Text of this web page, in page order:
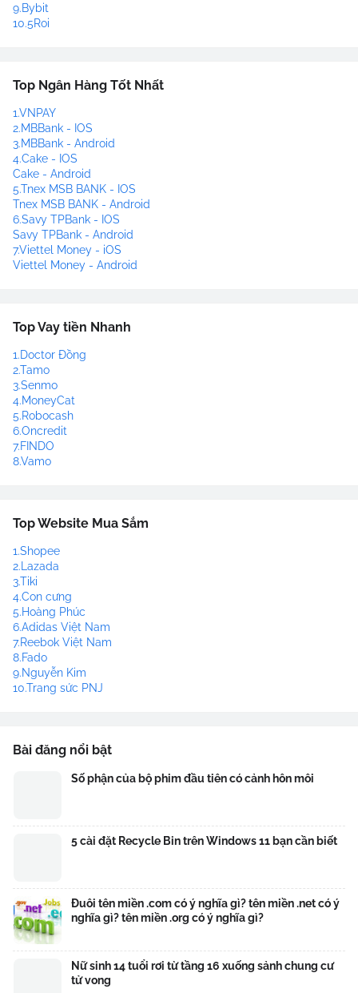
9.Bybit
10.5Roi
Top Ngân Hàng Tốt Nhất
1.VNPAY
2.MBBank - IOS
3.MBBank - Android
4.Cake - IOS
Cake - Android
5.Tnex MSB BANK - IOS
Tnex MSB BANK - Android
6.Savy TPBank - IOS
Savy TPBank - Android
7.Viettel Money - iOS
Viettel Money - Android
Top Vay tiền Nhanh
1.Doctor Đồng
2.Tamo
3.Senmo
4.MoneyCat
5.Robocash
6.Oncredit
7.FINDO
8.Vamo
Top Website Mua Sắm
1.Shopee
2.Lazada
3.Tiki
4.Con cưng
5.Hoàng Phúc
6.Adidas Việt Nam
7.Reebok Việt Nam
8.Fado
9.Nguyễn Kim
10.Trang sức PNJ
Bài đăng nổi bật
Số phận của bộ phim đầu tiên có cảnh hôn môi
5 cài đặt Recycle Bin trên Windows 11 bạn cần biết
Đuôi tên miền .com có ý nghĩa gì? tên miền .net có ý
nghĩa gì? tên miền .org có ý nghĩa gì?
Nữ sinh 14 tuổi rơi từ tầng 16 xuống sảnh chung cư
tử vong